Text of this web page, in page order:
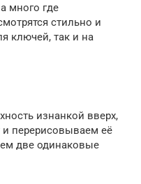
много где
стильно и
ключей, так и на
изнанкой вверх,
и перерисовываем её
две одинаковые